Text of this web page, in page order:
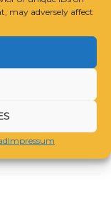
may adversely affect
Impressum
RESEARCH
RAISONNÉ